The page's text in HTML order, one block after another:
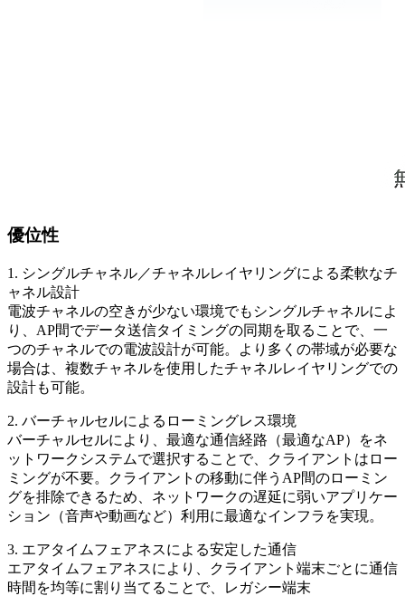
優位性
1. シングルチャネル／チャネルレイヤリングによる柔軟なチ
ャネル設計
電波チャネルの空きが少ない環境でもシングルチャネルによ
り、AP間でデータ送信タイミングの同期を取ることで、一
つのチャネルでの電波設計が可能。より多くの帯域が必要な
場合は、複数チャネルを使用したチャネルレイヤリングでの
設計も可能。
2. バーチャルセルによるローミングレス環境
バーチャルセルにより、最適な通信経路（最適なAP）をネ
ットワークシステムで選択することで、クライアントはロー
ミングが不要。クライアントの移動に伴うAP間のローミン
グを排除できるため、ネットワークの遅延に弱いアプリケー
ション（音声や動画など）利用に最適なインフラを実現。
3. エアタイムフェアネスによる安定した通信
エアタイムフェアネスにより、クライアント端末ごとに通信
時間を均等に割り当てることで、レガシー端末